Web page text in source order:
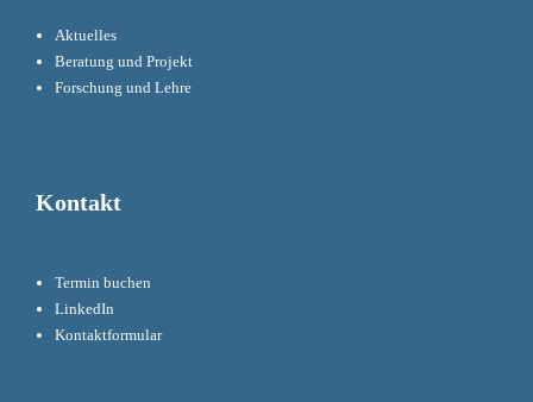
Aktuelles
Beratung und Projekt
Forschung und Lehre
Kontakt
Termin buchen
LinkedIn
Kontaktformular